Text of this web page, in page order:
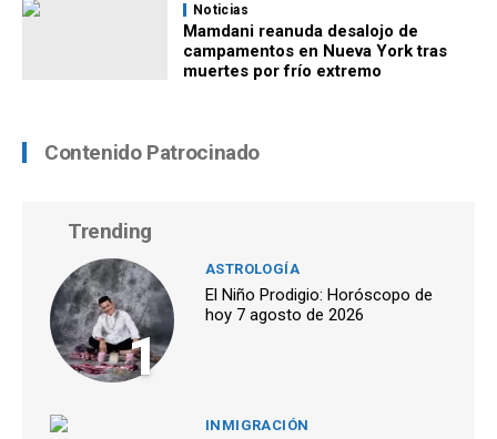
Noticias
Mamdani reanuda desalojo de
campamentos en Nueva York tras
muertes por frío extremo
Contenido Patrocinado
Trending
1
ASTROLOGÍA
El Niño Prodigio: Horóscopo de
hoy 7 agosto de 2026
INMIGRACIÓN